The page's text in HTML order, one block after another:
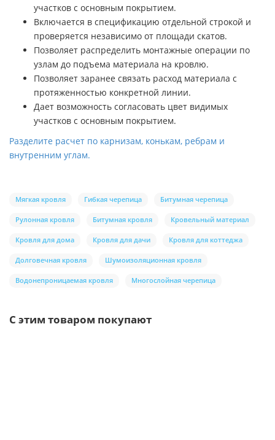
участков с основным покрытием.
Включается в спецификацию отдельной строкой и
проверяется независимо от площади скатов.
Позволяет распределить монтажные операции по
узлам до подъема материала на кровлю.
Позволяет заранее связать расход материала с
протяженностью конкретной линии.
Дает возможность согласовать цвет видимых
участков с основным покрытием.
Разделите расчет по карнизам, конькам, ребрам и
внутренним углам.
Мягкая кровля Гибкая черепица Битумная черепица
Рулонная кровля Битумная кровля Кровельный материал
Кровля для дома Кровля для дачи Кровля для коттеджа
Долговечная кровля Шумоизоляционная кровля
Водонепроницаемая кровля Многослойная черепица
С этим товаром покупают